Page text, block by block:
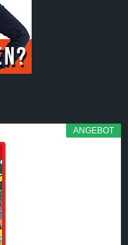
ANGEBOT